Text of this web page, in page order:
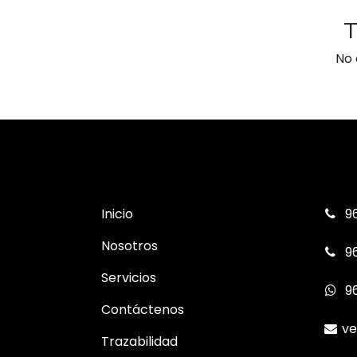
Inicio
Nosotros
Servicios
Contáctenos
Trazabilidad